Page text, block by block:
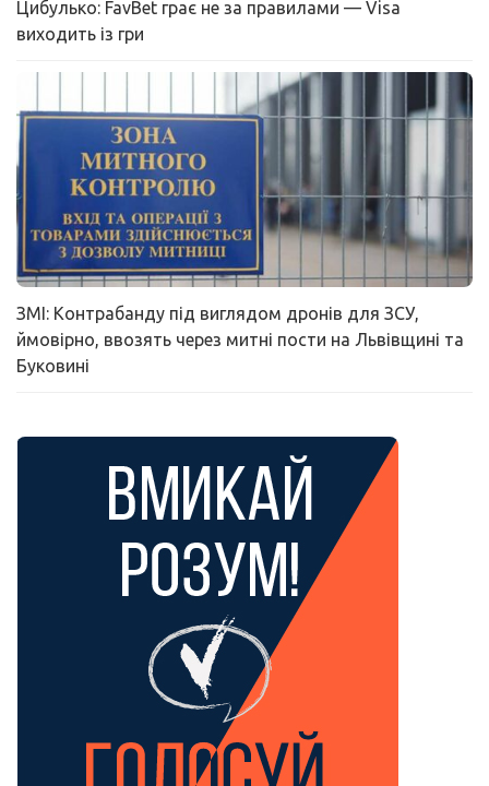
Цибулько: FavBet грає не за правилами — Visa
виходить із гри
ЗМІ: Контрабанду під виглядом дронів для ЗСУ,
ймовірно, ввозять через митні пости на Львівщині та
Буковині